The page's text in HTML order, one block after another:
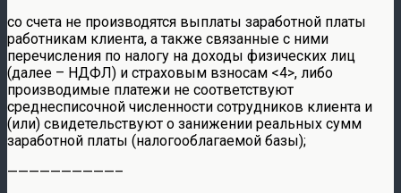
со счета не производятся выплаты заработной платы
работникам клиента, а также связанные с ними
перечисления по налогу на доходы физических лиц
(далее – НДФЛ) и страховым взносам <4>, либо
производимые платежи не соответствуют
среднесписочной численности сотрудников клиента и
(или) свидетельствуют о занижении реальных сумм
заработной платы (налогооблагаемой базы);
——————————–